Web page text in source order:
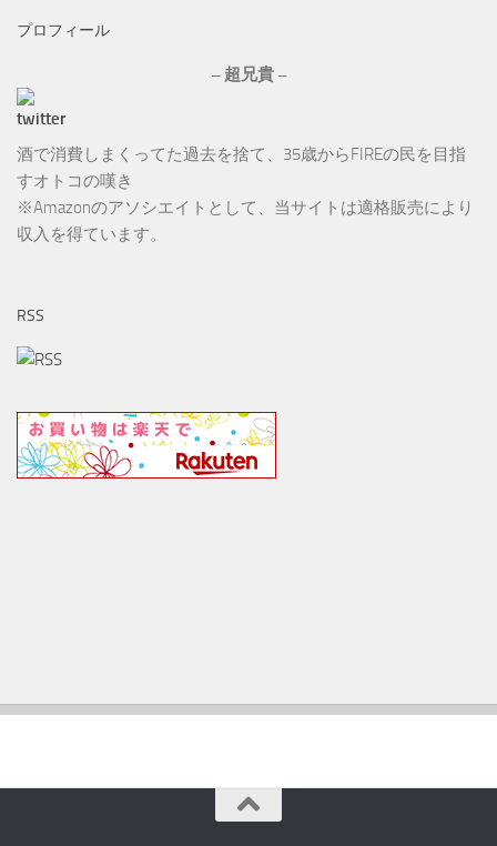
イ
プロフィール
– 超兄貴 –
酒で消費しまくってた過去を捨て、35歳からFIREの民を目指
すオトコの嘆き
※Amazonのアソシエイトとして、当サイトは適格販売により
収入を得ています。
RSS